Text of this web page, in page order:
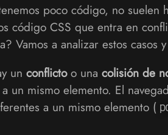
poco código, no suelen
código CSS que entra en
Vamos a analizar estos casos
un conflictoo una colisión de
un mismo elemento. El
a un mismo elemento (